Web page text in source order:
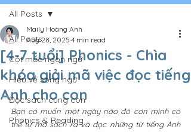
All Posts
Cột mốc ngôn ngữ
Hiểu về song ngữ
Đọc sách cùng con
Phonics & Reading
All Posts
[4-7 tuổi] Phonics - Chìa
khóa giải mã việc đọc tiếng
Anh cho con
Maily Hoàng Anh
Aug 28, 2025 4 min read
Bạn có muốn một ngày nào đó con mình có
thể tự mở sách ra và đọc những từ tiếng Anh